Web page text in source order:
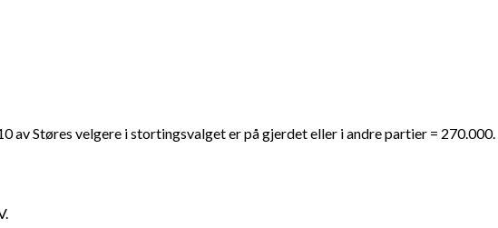
av Støres velgere i stortingsvalget er på gjerdet eller i andre partier = 270.000.